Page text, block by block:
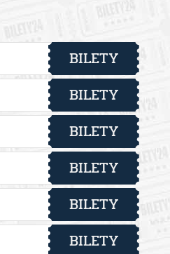
BILETY
BILETY
BILETY
BILETY
BILETY
BILETY